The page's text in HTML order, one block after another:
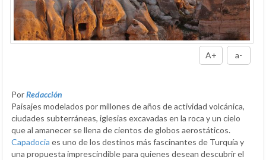
A+ a-
PorRedacción
Paisajes modelados por millones de años de actividad volcánica,
ciudades subterráneas, iglesias excavadas en la roca y un cielo
que al amanecer se llena de cientos de globos aerostáticos.
Capadocia es uno de los destinos más fascinantes de Turquía y
una propuesta imprescindible para quienes desean descubrir el